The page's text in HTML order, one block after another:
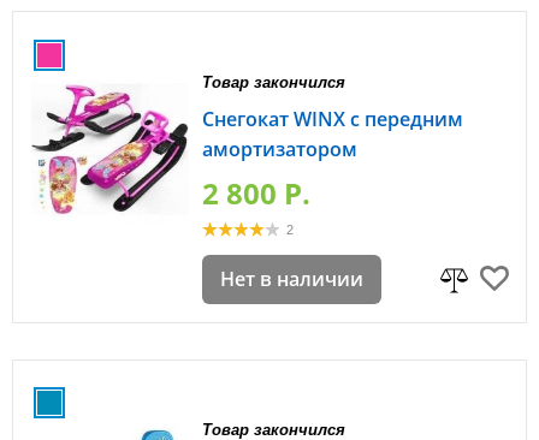
Товар закончился
Снегокат WINX с передним
амортизатором
2 800 P.
2
Нет в наличии
Товар закончился